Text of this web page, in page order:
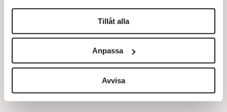
helst från cookie-förklaringen.
Vi använder enhetsidentifierare för att anpassa innehållet
för sociala medier och analysera vår trafik. Vi
vidarebefordrar även sådana identifierare och annan
information från din enhet till de sociala medier och
annons- och analysföretag som vi samarbetar med.
Dessa kan i sin tur kombinera informationen med annan
Tillåt alla
Anpassa
Avvisa